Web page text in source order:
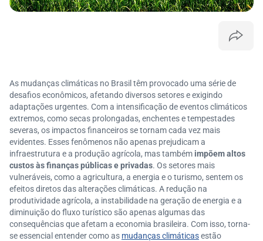
As mudanças climáticas no Brasil têm provocado uma série de
desafios econômicos, afetando diversos setores e exigindo
adaptações urgentes. Com a intensificação de eventos climáticos
extremos, como secas prolongadas, enchentes e tempestades
severas, os impactos financeiros se tornam cada vez mais
evidentes. Esses fenômenos não apenas prejudicam a
infraestrutura e a produção agrícola, mas também impõem altos
custos às finanças públicas e privadas. Os setores mais
vulneráveis, como a agricultura, a energia e o turismo, sentem os
efeitos diretos das alterações climáticas. A redução na
produtividade agrícola, a instabilidade na geração de energia e a
diminuição do fluxo turístico são apenas algumas das
consequências que afetam a economia brasileira. Com isso, torna-
se essencial entender como as mudanças climáticasestão